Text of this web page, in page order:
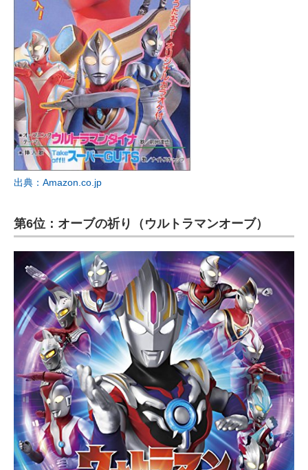
出典：Amazon.co.jp
第6位：オーブの祈り（ウルトラマンオーブ）